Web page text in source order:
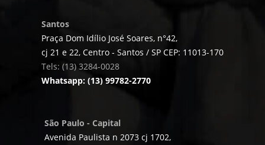
Santos
Praça Dom Idílio José Soares, n°42,
cj 21 e 22, Centro - Santos / SP CEP: 11013-170
Tels: (13) 3284-0028
Whatsapp: (13) 99782-2770
São Paulo - Capital
Avenida Paulista n 2073 cj 1702,